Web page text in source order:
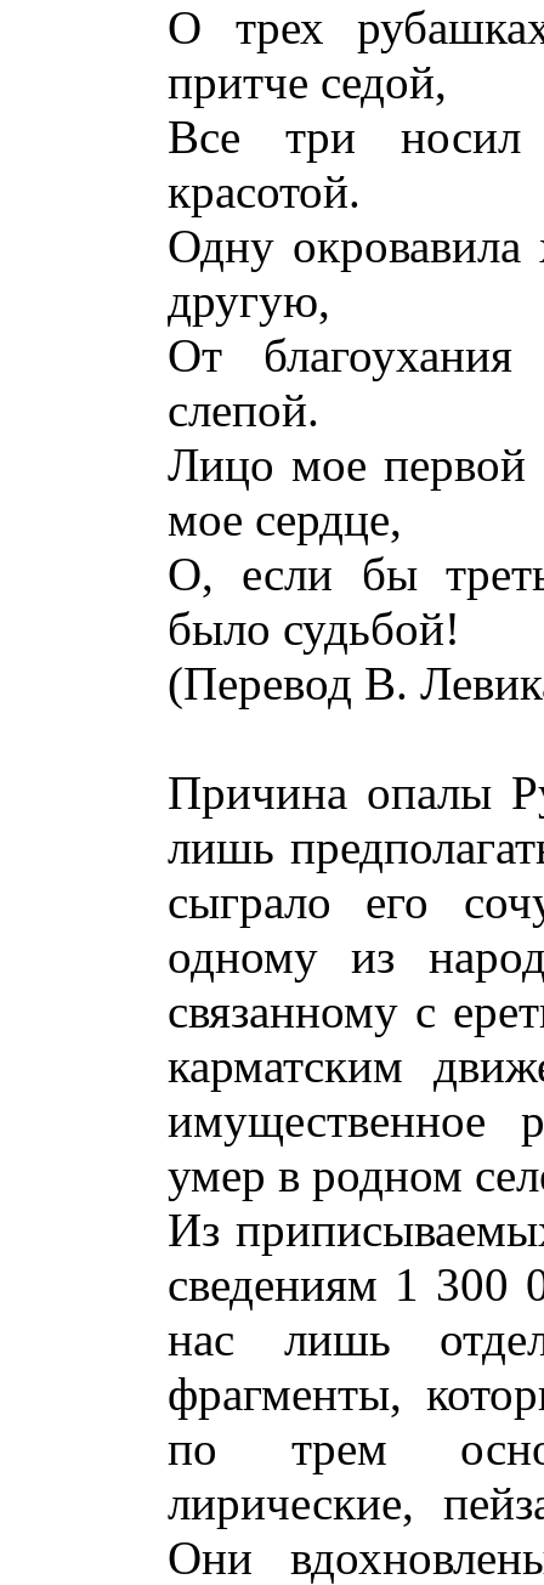
О трех
притче седой,
Все три носил
красотой.
Одну окровавила
другую,
От
слепой.
Лицо мое первой
мое сердце,
О, если бы
было судьбой!
(Перевод В.
Причина опалы
лишь
сыграло его
одному из
связанному с
карматским
имущественное
умер в родном
Из
сведениям 1 300
нас лишь
фрагменты,
по трем
лирические,
Они